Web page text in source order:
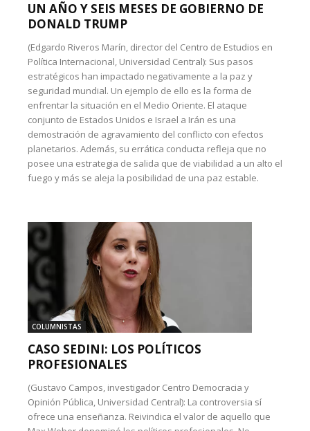
UN AÑO Y SEIS MESES DE GOBIERNO DE
DONALD TRUMP
(Edgardo Riveros Marín, director del Centro de Estudios en
Política Internacional, Universidad Central): Sus pasos
estratégicos han impactado negativamente a la paz y
seguridad mundial. Un ejemplo de ello es la forma de
enfrentar la situación en el Medio Oriente. El ataque
conjunto de Estados Unidos e Israel a Irán es una
demostración de agravamiento del conflicto con efectos
planetarios. Además, su errática conducta refleja que no
posee una estrategia de salida que de viabilidad a un alto el
fuego y más se aleja la posibilidad de una paz estable.
COLUMNISTAS
CASO SEDINI: LOS POLÍTICOS
PROFESIONALES
(Gustavo Campos, investigador Centro Democracia y
Opinión Pública, Universidad Central): La controversia sí
ofrece una enseñanza. Reivindica el valor de aquello que